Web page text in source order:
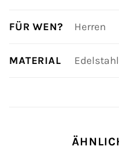
FÜR WEN? Herren
MATERIAL